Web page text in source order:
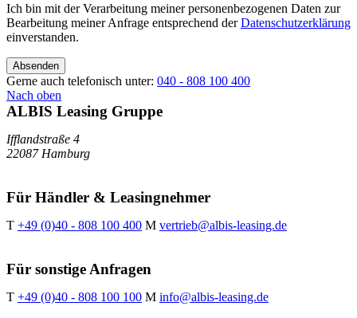
Ich bin mit der Verarbeitung meiner personenbezogenen Daten zur
Bearbeitung meiner Anfrage entsprechend derDatenschutzerklärung
einverstanden.
Absenden
Gerne auch telefonisch unter: 040 - 808 100 400
Nach oben
ALBIS Leasing Gruppe
Ifflandstraße 4
22087 Hamburg
Für Händler & Leasingnehmer
T +49 (0)40 - 808 100 400 M vertrieb@albis-leasing.de
Für sonstige Anfragen
T +49 (0)40 - 808 100 100 M info@albis-leasing.de